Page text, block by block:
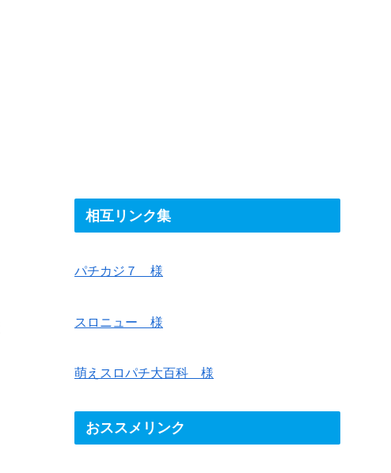
相互リンク集
パチカジ７ 様
スロニュー 様
萌えスロパチ大百科 様
おススメリンク